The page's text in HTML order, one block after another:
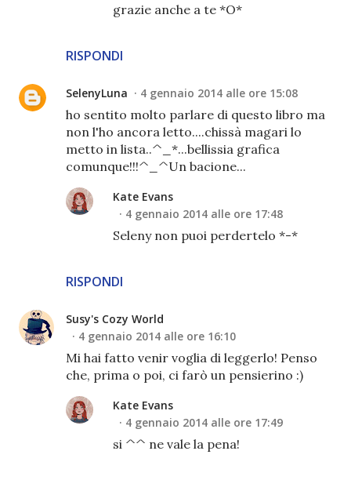
RISPONDI
grazie anche a te *O*
SelenyLuna 4 gennaio 2014 alle ore 15:08
ho sentito molto parlare di questo libro ma
non l'ho ancora letto....chissà magari lo
metto in lista..^_*...bellissia grafica
comunque!!!^_^Un bacione...
RISPONDI
Kate Evans
4 gennaio 2014 alle ore 17:48
Seleny non puoi perdertelo *-*
Susy's Cozy World
4 gennaio 2014 alle ore 16:10
Mi hai fatto venir voglia di leggerlo! Penso
che, prima o poi, ci farò un pensierino :)
Kate Evans
4 gennaio 2014 alle ore 17:49
si ^^ ne vale la pena!